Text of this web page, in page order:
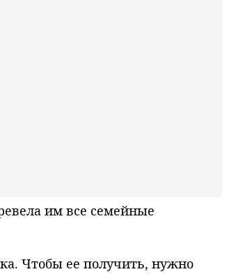
им все семейные
Чтобы ее получить, нужно